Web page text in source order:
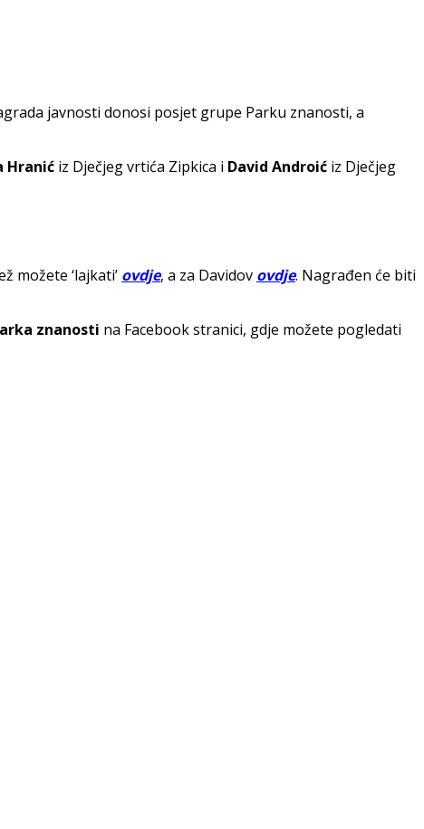
javnosti donosi posjet grupe Parku znanosti, a
Hranić iz Dječjeg vrtića Zipkica i David Androić iz Dječjeg
možete ‘lajkati’ ovdje, a za Davidov ovdje. Nagrađen će biti
znanosti na Facebook stranici, gdje možete pogledati